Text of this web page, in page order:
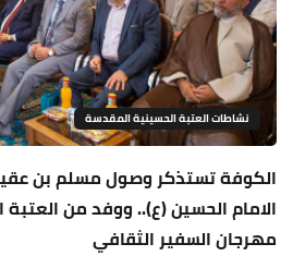
نشاطات العتبة الحسينية المقدسة
الكوفة تستذكر وصول مسلم بن
الامام الحسين (ع).. ووفد من
مهرجان السفير الثقافي